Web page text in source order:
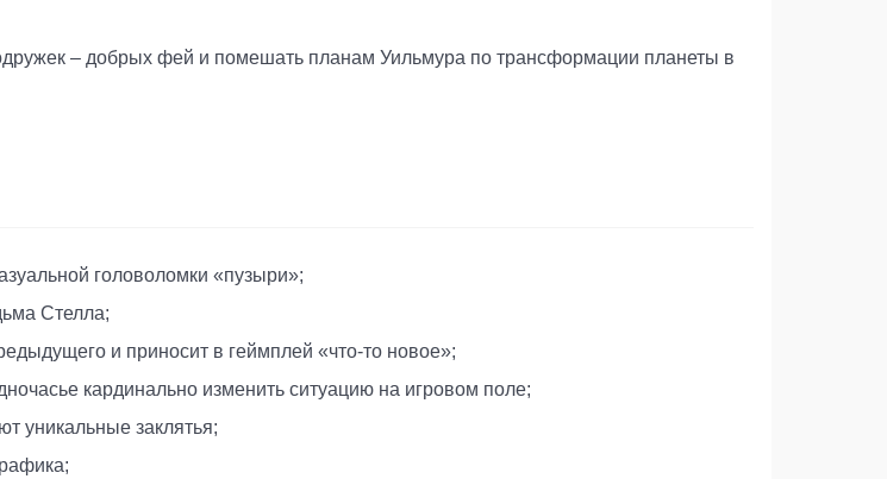
– добрых фей и помешать планам Уильмура по трансформации планеты в
головоломки «пузыри»;
Стелла;
и приносит в геймплей «что-то новое»;
кардинально изменить ситуацию на игровом поле;
уникальные заклятья;